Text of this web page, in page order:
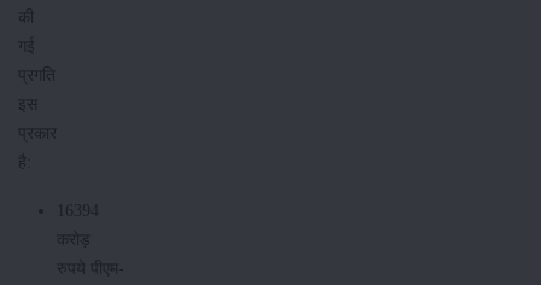
की
गई
प्रगति
इस
प्रकार
है:
16394
करोड़
रुपये पीएम-